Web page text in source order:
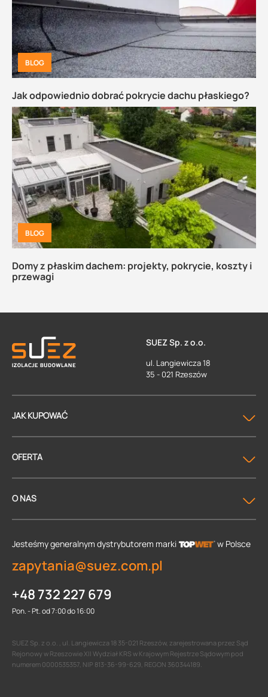
BLOG
Jak odpowiednio dobrać pokrycie dachu płaskiego?
BLOG
Domy z płaskim dachem: projekty, pokrycie, koszty i
przewagi
SUEZ Sp. z o.o.
ul. Langiewicza 18
35 - 021 Rzeszów
JAK KUPOWAĆ
OFERTA
O NAS
Jesteśmy generalnym dystrybutorem marki w Polsce
zapytania@suez.com.pl
+48 732 227 679
Pon. - Pt. od 7:00 do 16:00
SUEZ Sp. z o.o. , ul. Langiewicza 18 35-021 Rzeszów, zarejestrowana przez Sąd
Rejonowy w Rzeszowie XII Wydział KRS w Krajowym Rejestrze Sądowym pod
numerem 0000535357, NIP 813-36-99-629, REGON 360344189.